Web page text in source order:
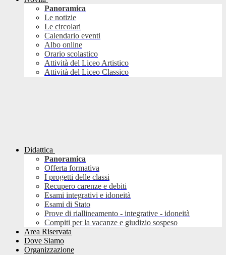
Panoramica
Le notizie
Le circolari
Calendario eventi
Albo online
Orario scolastico
Attività del Liceo Artistico
Attività del Liceo Classico
Didattica
Panoramica
Offerta formativa
I progetti delle classi
Recupero carenze e debiti
Esami integrativi e idoneità
Esami di Stato
Prove di riallineamento - integrative - idoneità
Compiti per la vacanze e giudizio sospeso
Area Riservata
Dove Siamo
Organizzazione